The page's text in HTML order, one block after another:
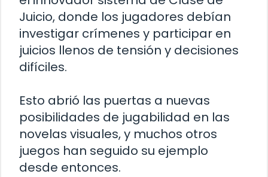
Juicio, donde los jugadores debían
investigar crímenes y participar en
juicios llenos de tensión y decisiones
difíciles.
Esto abrió las puertas a nuevas
posibilidades de jugabilidad en las
novelas visuales, y muchos otros
juegos han seguido su ejemplo
desde entonces.